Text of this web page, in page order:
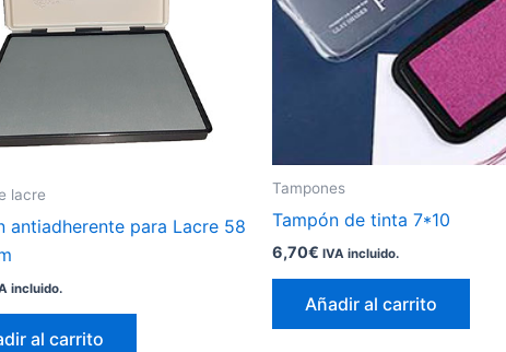
lacre
antiadherente para Lacre 58
incluido.
al carrito
Tampones
Tampón de tinta 7*10
6,70€ IVA incluido.
Añadir al carrito